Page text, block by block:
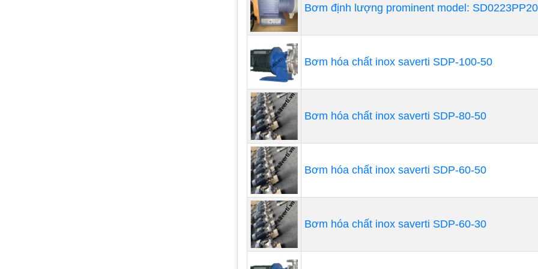
Bơm định lượng prominent model:
Bơm hóa chất inox saverti SDP-100-50
Bơm hóa chất inox saverti SDP-80-50
Bơm hóa chất inox saverti SDP-60-50
Bơm hóa chất inox saverti SDP-60-30